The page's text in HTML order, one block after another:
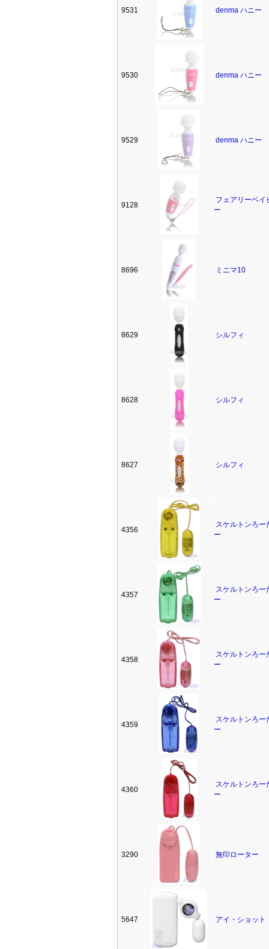
9531 denma ハニー
9530 denma ハニー
9529 denma ハニー
9128
フェアリーベイ
ー
8696 ミニマ10
8629 シルフィ
8628 シルフィ
8627 シルフィ
4356
スケルトンろー
ー
4357
スケルトンろー
ー
4358
スケルトンろー
ー
4359
スケルトンろー
ー
4360
スケルトンろー
ー
3290 無印ローター
5647 アイ・ショット